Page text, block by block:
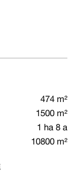
474 m²
1500 m²
1 ha 8 a
10800 m²